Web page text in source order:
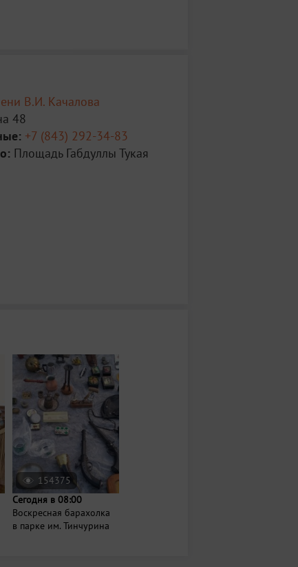
В.И. Качалова
48
+7 (843) 292-34-83
Площадь Габдуллы Тукая
154375
Сегодня в 08:00
Воскресная барахолка
в парке им. Тинчурина